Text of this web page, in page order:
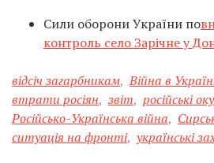
Сили оборони України по
контроль село Зарічне у
відсіч загарбникам, Війна в
втрати росіян, звіт, російські
Російсько-Українська війна,
ситуація на фронті, українські